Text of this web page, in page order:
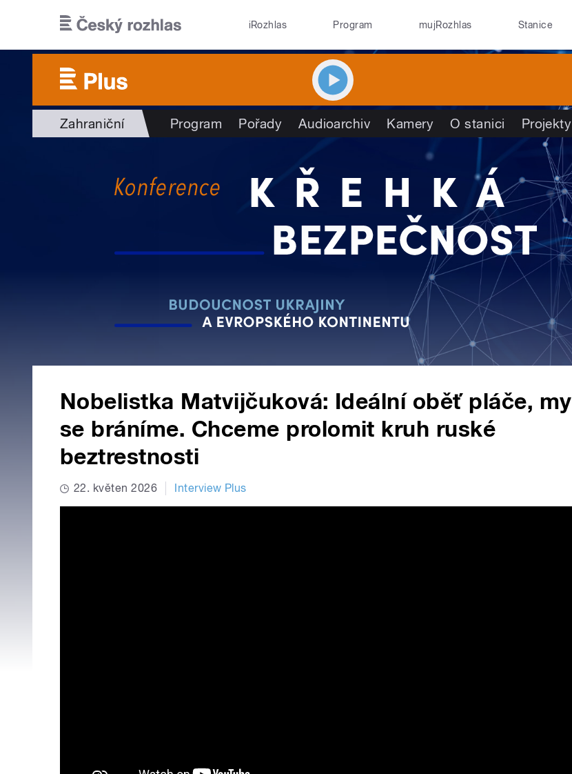
iRozhlas Program mujRozhlas Stanice
Zahraniční Program Pořady Audioarchiv Kamery O stanici Projekty
Nobelistka Matvijčuková: Ideální oběť pláče, my
se bráníme. Chceme prolomit kruh ruské
beztrestnosti
22. květen 2026 Interview Plus